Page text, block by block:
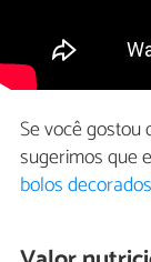
Se você gostou
sugerimos que
bolos decorados